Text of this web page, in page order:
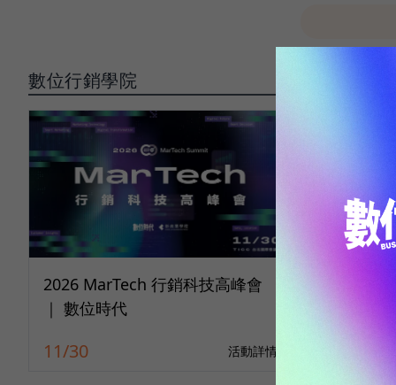
數位行銷學院
2026 MarTech 行銷科技高峰會
｜ 數位時代
11/30 活動詳情
10/14
最強會
10/14